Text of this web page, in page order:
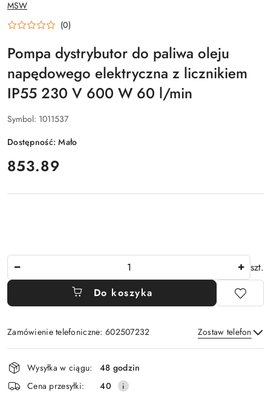
PRODUCENTA:
MSW
(0)
Pompa dystrybutor do paliwa oleju
napędowego elektryczna z licznikiem
IP55 230 V 600 W 60 l/min
Symbol: 1011537
Dostępność:Mało
cena:
853.89
szt.
Do koszyka
Zamówienie telefoniczne: 602507232 Zostaw telefon
Wyślij
Dostępność
i
dostawa
Wysyłka w ciągu:
48 godzin
Cena przesyłki:
40